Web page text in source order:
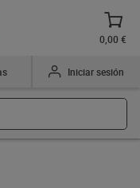
0,00 €
Iniciar sesión